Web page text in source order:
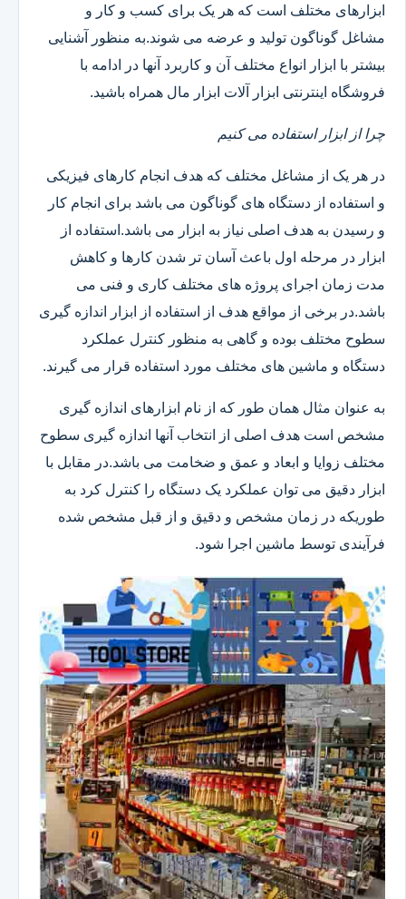
ابزارهای مختلف است که هر یک برای کسب و کار و
مشاغل گوناگون تولید و عرضه می شوند.به منظور آشنایی
بیشتر با ابزار انواع مختلف آن و کاربرد آنها در ادامه با
فروشگاه اینترنتی ابزار آلات ابزار مال همراه باشید.
چرا از ابزار استفاده می کنیم
در هر یک از مشاغل مختلف که هدف انجام کارهای فیزیکی
و استفاده از دستگاه های گوناگون می باشد برای انجام کار
و رسیدن به هدف اصلی نیاز به ابزار می باشد.استفاده از
ابزار در مرحله اول باعث آسان تر شدن کارها و کاهش
مدت زمان اجرای پروژه های مختلف کاری و فنی می
باشد.در برخی از مواقع هدف از استفاده از ابزار اندازه گیری
سطوح مختلف بوده و گاهی به منظور کنترل عملکرد
دستگاه و ماشین های مختلف مورد استفاده قرار می گیرند.
به عنوان مثال همان طور که از نام ابزارهای اندازه گیری
مشخص است هدف اصلی از انتخاب آنها اندازه گیری سطوح
مختلف زوایا و ابعاد و عمق و ضخامت می باشد.در مقابل با
ابزار دقیق می توان عملکرد یک دستگاه را کنترل کرد به
طوریکه در زمان مشخص و دقیق و از قبل مشخص شده
فرآیندی توسط ماشین اجرا شود.